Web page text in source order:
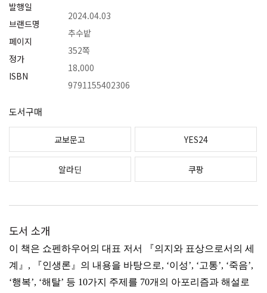
발행일
브랜드명
페이지
정가
ISBN
2024.04.03
추수밭
352쪽
18,000
9791155402306
도서구매
교보문고 YES24
알라딘 쿠팡
도서 소개
이 책은 쇼펜하우어의 대표 저서 『의지와 표상으로서의 세
계』, 『인생론』의 내용을 바탕으로, ‘이성’, ‘고통’, ‘죽음’,
‘행복’, ‘해탈’ 등 10가지 주제를 70개의 아포리즘과 해설로